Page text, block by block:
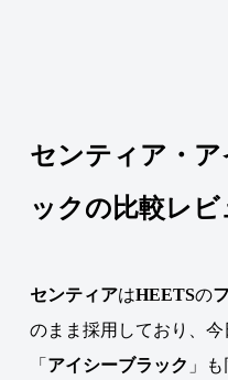
センティア・ア
ックの比較レビ
センティアはHEETSの
のまま採用しており、今
「 アイシーブラック 」